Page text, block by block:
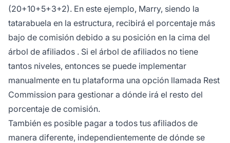
(20+10+5+3+2). En este ejemplo, Marry, siendo la
tatarabuela en la estructura, recibirá el porcentaje más
bajo de comisión debido a su posición en la cima del
árbol de afiliados . Si el árbol de afiliados no tiene
tantos niveles, entonces se puede implementar
manualmente en tu plataforma una opción llamada Rest
Commission para gestionar a dónde irá el resto del
porcentaje de comisión.
También es posible pagar a todos tus afiliados de
manera diferente, independientemente de dónde se